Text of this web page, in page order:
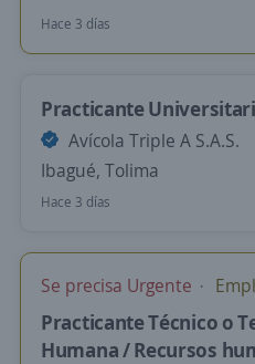
Hace 3 días
Practicante
Avícola Triple A S.A.S.
Ibagué, Tolima
Hace 3 días
Se precisa Urgente
Practicante Técnico o
Humana / Recursos